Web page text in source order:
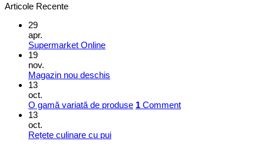
Articole Recente
29
apr.
Supermarket Online
19
nov.
Magazin nou deschis
13
oct.
O gamă variată de produse 1 Comment
13
oct.
Rețete culinare cu pui